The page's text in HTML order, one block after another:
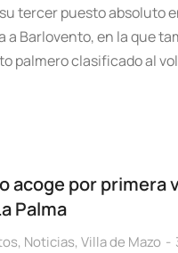
tercer puesto absoluto
a Barlovento, en la que
palmero clasificado al
acoge por primera
Palma
, Noticias, Villa de Mazo